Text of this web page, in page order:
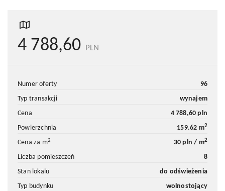
4 788,60 PLN
numer oferty
96
typ transakcji
wynajem
cena
4 788,60 pln
powierzchnia
159.62 m2
cena za m2 30 pln / m2
liczba pomieszczeń
8
stan lokalu
do odświeżenia
typ budynku
wolnostojący